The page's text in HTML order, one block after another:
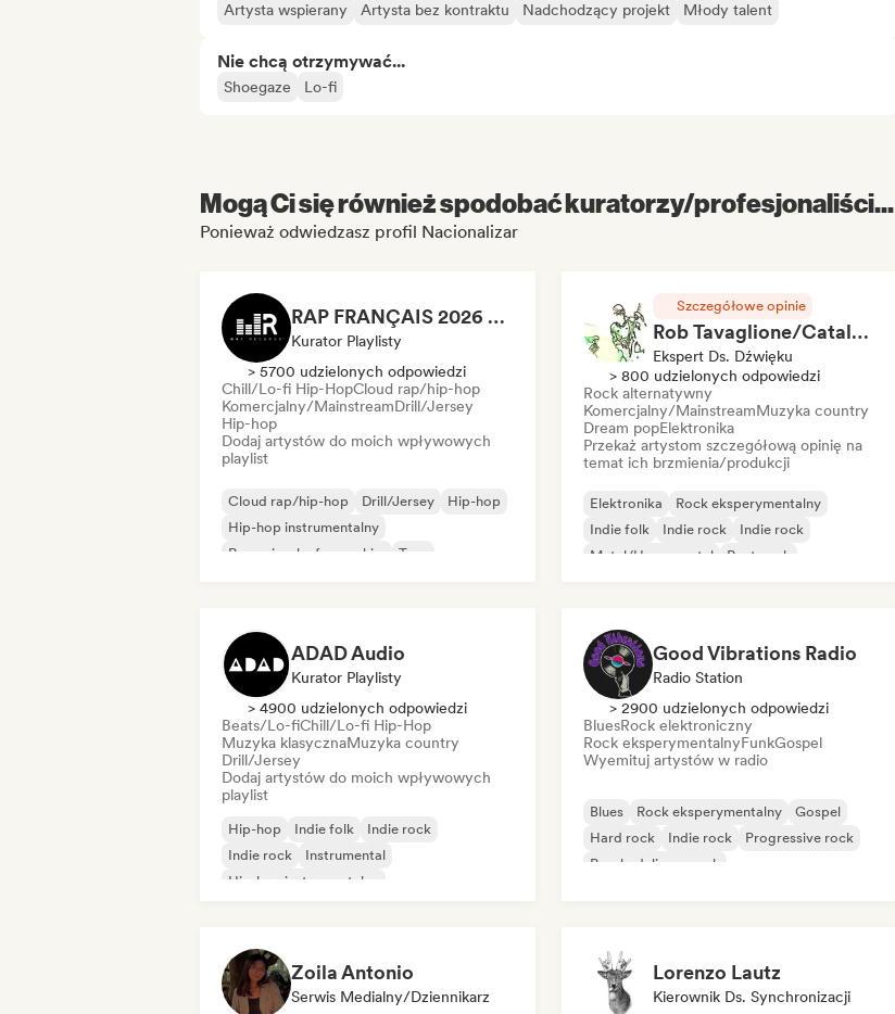
Artysta wspierany
Artysta bez kontraktu Nadchodzący projekt Młody talent
Nie chcą otrzymywać...
Shoegaze Lo-fi
Mogą Ci się również spodobać kuratorzy/profesjonaliści...
Ponieważ odwiedzasz profil Nacionalizar
RAP FRANÇAIS 2026 🔥🇫🇷 (Way Records)
Kurator Playlisty
> 5700 udzielonych odpowiedzi
Chill/Lo-fi Hip-HopCloud rap/hip-hop
Komercjalny/MainstreamDrill/Jersey
Hip-hop
Dodaj artystów do moich wpływowych
playlist
Cloud rap/hip-hop Drill/Jersey
Hip-hop
Hip-hop instrumentalny
Rap w języku francuskim
Trap
Szczegółowe opinie
Rob Tavaglione/Catalyst Recording
Ekspert Ds. Dźwięku
> 800 udzielonych odpowiedzi
Rock alternatywny
Komercjalny/MainstreamMuzyka country
Dream popElektronika
Przekaż artystom szczegółową opinię na
temat ich brzmienia/produkcji
Elektronika
Rock eksperymentalny
Indie folk
Indie rock
Indie rock
Metal/Heavy metal
Post-rock
ADAD Audio
Kurator Playlisty
> 4900 udzielonych odpowiedzi
Beats/Lo-fiChill/Lo-fi Hip-Hop
Muzyka klasycznaMuzyka country
Drill/Jersey
Dodaj artystów do moich wpływowych
playlist
Hip-hop Indie folk
Indie rock
Indie rock
Instrumental
Hip-hop instrumentalny
Good Vibrations Radio
Radio Station
> 2900 udzielonych odpowiedzi
BluesRock elektroniczny
Rock eksperymentalnyFunkGospel
Wyemituj artystów w radio
Blues Rock eksperymentalny
Gospel
Hard rock
Indie rock
Progressive rock
Psychedeliczny rock
Zoila Antonio
Serwis Medialny/Dziennikarz
Lorenzo Lautz
Kierownik Ds. Synchronizacji